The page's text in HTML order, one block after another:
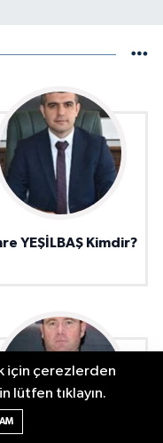
YEŞİLBAŞ Kimdir?
için çerezlerden
lütfen tıklayın.
Peş